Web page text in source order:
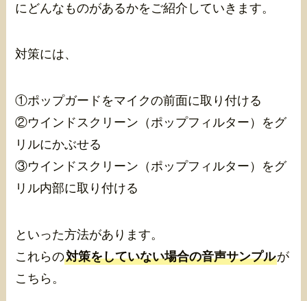
にどんなものがあるかをご紹介していきます。
対策には、
①ポップガードをマイクの前面に取り付ける
②ウインドスクリーン（ポップフィルター）をグ
リルにかぶせる
③ウインドスクリーン（ポップフィルター）をグ
リル内部に取り付ける
といった方法があります。
これらの対策をしていない場合の音声サンプルが
こちら。